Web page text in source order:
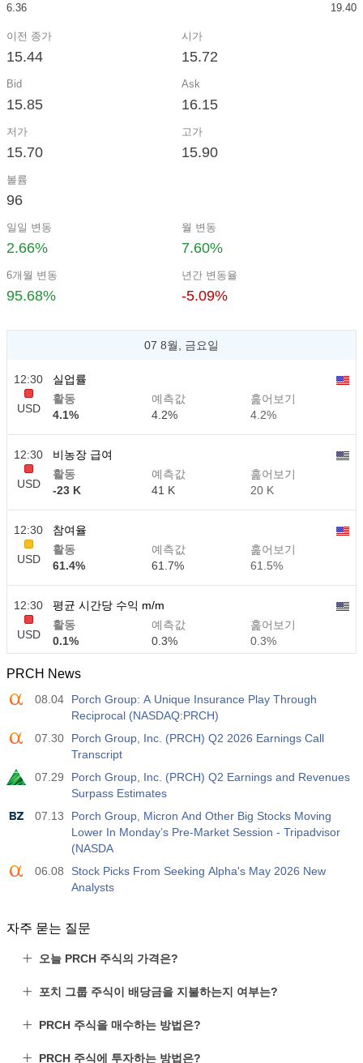
6.36 19.40
이전 종가
15.44
시가
15.72
Bid
15.85
Ask
16.15
저가
15.70
고가
15.90
볼륨
96
일일 변동
2.66%
월 변동
7.60%
6개월 변동
95.68%
년간 변동율
-5.09%
07 8월, 금요일
12:30
USD
실업률
활동
4.1%
예측값
4.2%
훑어보기
4.2%
12:30
USD
비농장 급여
활동
-23 K
예측값
41 K
훑어보기
20 K
12:30
USD
참여율
활동
61.4%
예측값
61.7%
훑어보기
61.5%
12:30
USD
평균 시간당 수익 m/m
활동
0.1%
예측값
0.3%
훑어보기
0.3%
12:30
평균 시간당 수익 y/y
활동
3.2%
예측값
3.5%
훑어보기
USD
개인 비농업 급여
활동
30 K
예측값
40 K
훑어보기
U6 실업률
활동
7.9%
7.9%
7.9%
USD
활동
활동
예측값
훑어보기
19:00 연방 소비자 신용도 m/m
PRCH News
08.04
Porch Group: A Unique Insurance Play Through
Reciprocal (NASDAQ:PRCH)
07.30
Porch Group, Inc. (PRCH) Q2 2026 Earnings Call
Transcript
07.29
Porch Group, Inc. (PRCH) Q2 Earnings and Revenues
Surpass Estimates
07.13
Porch Group, Micron And Other Big Stocks Moving
Lower In Monday’s Pre-Market Session - Tripadvisor
(NASDA
06.08
Stock Picks From Seeking Alpha's May 2026 New
Analysts
자주 묻는 질문
오늘 PRCH 주식의 가격은?
포치 그룹 주식이 배당금을 지불하는지 여부는?
PRCH 주식을 매수하는 방법은?
PRCH 주식에 투자하는 방법은?